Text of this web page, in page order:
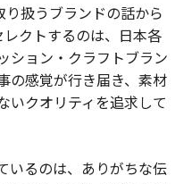
扱うブランドの話から
クトするのは、日本各
ション・クラフトブラン
の感覚が行き届き、素材
いクオリティを追求して
いるのは、ありがちな伝